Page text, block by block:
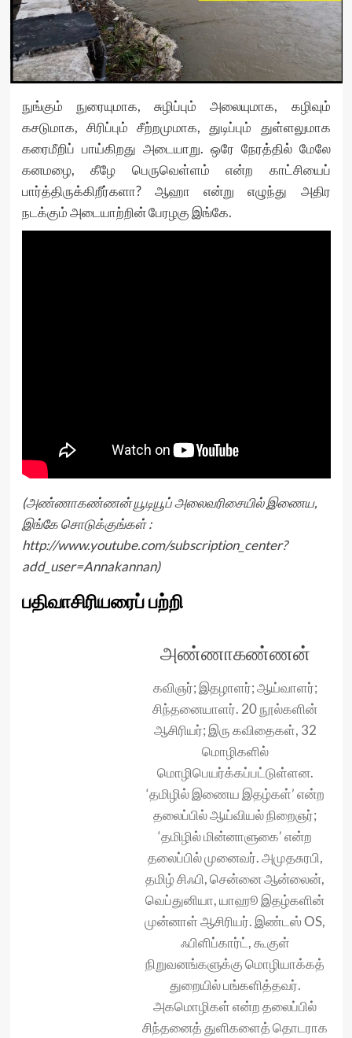
நுங்கும் நுரையுமாக, சுழிப்பும் அலையுமாக, கழிவும்
கசடுமாக, சிரிப்பும் சீற்றமுமாக, துடிப்பும் துள்ளலுமாக
கரைமீறிப் பாய்கிறது அடையாறு. ஒரே நேரத்தில் மேலே
கனமழை, கீழே பெருவெள்ளம் என்ற காட்சியைப்
பார்த்திருக்கிறீர்களா? ஆஹா என்று எழுந்து அதிர
நடக்கும் அடையாற்றின் பேரழகு இங்கே.
(அண்ணாகண்ணன் யூடியூப் அலைவரிசையில் இணைய,
இங்கே சொடுக்குங்கள் :
http://www.youtube.com/subscription_center?
add_user=Annakannan)
பதிவாசிரியரைப் பற்றி
அண்ணாகண்ணன்
கவிஞர்; இதழாளர்; ஆய்வாளர்;
சிந்தனையாளர். 20 நூல்களின்
ஆசிரியர்; இரு கவிதைகள், 32
மொழிகளில்
மொழிபெயர்க்கப்பட்டுள்ளன.
‘தமிழில் இணைய இதழ்கள்’ என்ற
தலைப்பில் ஆய்வியல் நிறைஞர்;
‘தமிழில் மின்னாளுகை’ என்ற
தலைப்பில் முனைவர். அமுதசுரபி,
தமிழ் சிஃபி, சென்னை ஆன்லைன்,
வெப்துனியா, யாஹூ இதழ்களின்
முன்னாள் ஆசிரியர். இண்டஸ் OS,
ஃபிளிப்கார்ட், கூகுள்
நிறுவனங்களுக்கு மொழியாக்கத்
துறையில் பங்களித்தவர்.
அகமொழிகள் என்ற தலைப்பில்
சிந்தனைத் துளிகளைத் தொடராக